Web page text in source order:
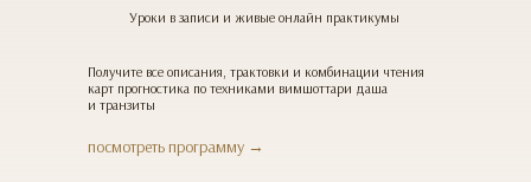
посмотреть программу →
Уроки в записи и живые онлайн практикумы
Получите все описания, трактовки и комбинации чтения
карт прогностика по техниками вимшоттари даша
и транзиты